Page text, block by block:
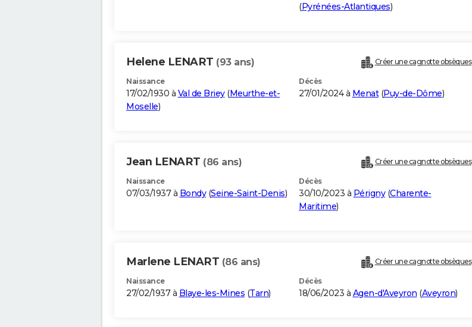
(Pyrénées-Atlantiques)
Helene LENART (93 ans) Créer une cagnotte obsèques
Naissance
17/02/1930 à Val de Briey(Meurthe-et-
Moselle)
Décès
27/01/2024 à Menat(Puy-de-Dôme)
Jean LENART (86 ans) Créer une cagnotte obsèques
Naissance
07/03/1937 à Bondy(Seine-Saint-Denis)
Décès
30/10/2023 à Périgny(Charente-
Maritime)
Marlene LENART (86 ans) Créer une cagnotte obsèques
Naissance
27/02/1937 à Blaye-les-Mines (Tarn)
Décès
18/06/2023 à Agen-d'Aveyron (Aveyron)